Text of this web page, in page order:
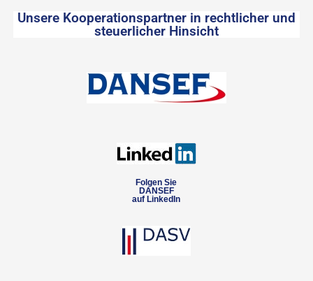
Unsere Kooperationspartner in rechtlicher und
steuerlicher Hinsicht
Folgen Sie
DANSEF
auf LinkedIn